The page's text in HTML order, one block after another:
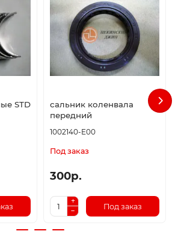
STD
сальник коленвала
передний
1002140-E00
Под заказ
300р.
Под заказ